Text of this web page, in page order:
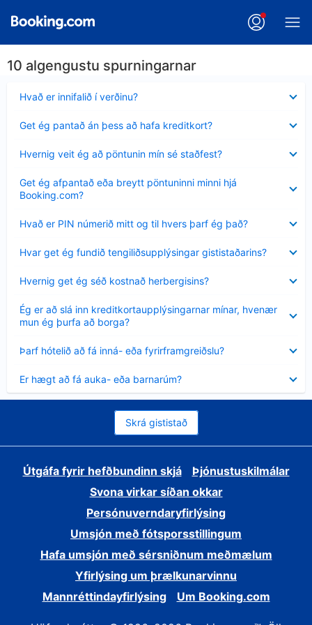
10 algengustu spurningarnar
Hvað er innifalið í verðinu?
sýnt
Get ég pantað án þess að hafa kreditkort?
sýnt
Hvernig veit ég að pöntunin mín sé staðfest?
sýnt
Get ég afpantað eða breytt pöntuninni minni hjá
Booking.com?
sýnt
Hvað er PIN númerið mitt og til hvers þarf ég það?
sýnt
Hvar get ég fundið tengiliðsupplýsingar gististaðarins?
sýnt
Hvernig get ég séð kostnað herbergisins?
sýnt
Ég er að slá inn kreditkortaupplýsingarnar mínar, hvenær
mun ég þurfa að borga?
Minna
sýnt
Þarf hótelið að fá inná- eða fyrirframgreiðslu?
sýnt
Er hægt að fá auka- eða barnarúm?
sýnt
Skrá gististað
Útgáfa fyrir hefðbundinn skjá
Þjónustuskilmálar
Svona virkar síðan okkar
Persónuverndaryfirlýsing
Umsjón með fótsporsstillingum
Hafa umsjón með sérsniðnum meðmælum
Yfirlýsing um þrælkunarvinnu
Mannréttindayfirlýsing
Um Booking.com